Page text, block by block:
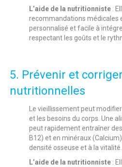
L’aide de la nutritionniste :
recommandations médicales
personnalisé et facile à
respectant les goûts et le
5. Prévenir et
nutritionnelles
Le vieillissement peut
et les besoins du corps. Une
peut rapidement entraîner
B12) et en minéraux
densité osseuse et à la vitalité.
L’aide de la nutritionniste :